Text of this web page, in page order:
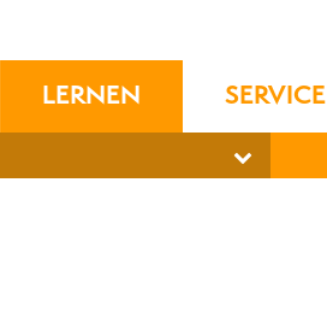
LERNEN SERVICE